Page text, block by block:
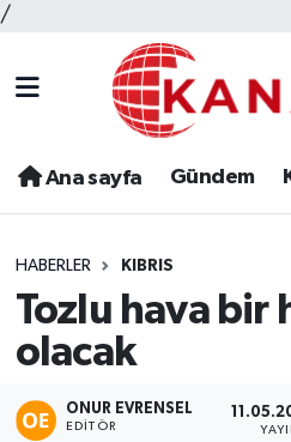
/
Ana sayfa Gündem
HABERLER KIBRIS
Tozlu hava bir
olacak
ONUR EVRENSEL
EDITÖR